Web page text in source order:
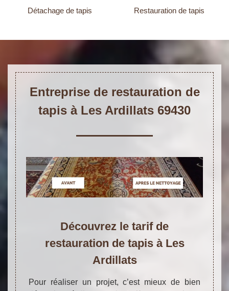
Détachage de tapis Restauration de tapis
Entreprise de restauration de
tapis à Les Ardillats 69430
Découvrez le tarif de
restauration de tapis à Les
Ardillats
Pour réaliser un projet, c’est mieux de bien